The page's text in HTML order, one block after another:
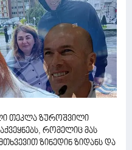
თეკლა ზუროშვილი
რომელიც მას
ზინედინ ზიდანს და